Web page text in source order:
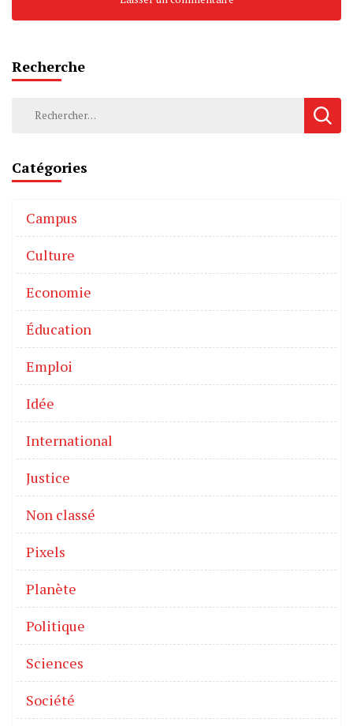
Recherche
Catégories
Campus
Culture
Economie
Éducation
Emploi
Idée
International
Justice
Non classé
Pixels
Planète
Politique
Sciences
Société